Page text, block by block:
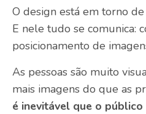
O design está em torno
E nele tudo se comunica:
posicionamento de
As pessoas são muito
mais imagens do que as
é inevitável que o